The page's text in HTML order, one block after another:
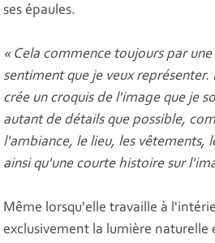
ses épaules.
« Cela commence toujours par
sentiment que je veux
crée un croquis de l'image que je
autant de détails que possible,
l'ambiance, le lieu, les vêtements,
ainsi qu'une courte histoire sur
Même lorsqu'elle travaille à
exclusivement la lumière naturelle